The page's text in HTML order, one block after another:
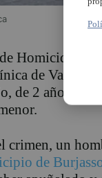
Homicidios y
de València
de 2 años, por
crimen, un
de